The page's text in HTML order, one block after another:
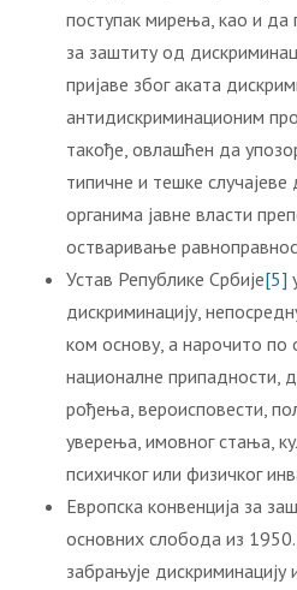
поступак мирења, као и да
за заштиту од
пријаве због аката
антидискриминационим
такође, овлашћен да
типичне и тешке
органима јавне власти
остваривање
Устав Републике Србије[5]
дискриминацију,
ком основу, а нарочито по
националне припадности,
рођења, вероисповести,
уверења, имовног стања,
психичког или физичког
Европска конвенција за
основних слобода из
забрањује